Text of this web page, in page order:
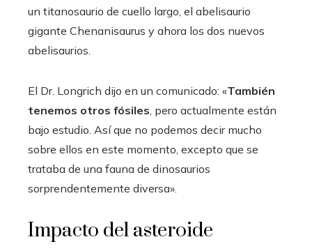
un titanosaurio de cuello largo, el abelisaurio
gigante Chenanisaurus y ahora los dos nuevos
abelisaurios.
El Dr. Longrich dijo en un comunicado: «También
tenemos otros fósiles, pero actualmente están
bajo estudio. Así que no podemos decir mucho
sobre ellos en este momento, excepto que se
trataba de una fauna de dinosaurios
sorprendentemente diversa».
Impacto del asteroide